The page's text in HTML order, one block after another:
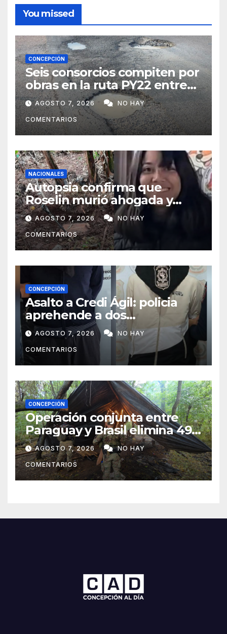
You missed
CONCEPCIÓN
Seis consorcios compiten por
obras en la ruta PY22 entre
Concepción y Vallemí
AGOSTO 7, 2026 NO HAY
COMENTARIOS
NACIONALES
Autopsia confirma que
Roselin murió ahogada y
luego sufrió una violenta
mutilación
AGOSTO 7, 2026 NO HAY
COMENTARIOS
CONCEPCIÓN
Asalto a Credi Ágil: policia
aprehende a dos
sospechosos e incauta
evidencias en Concepción
AGOSTO 7, 2026 NO HAY
COMENTARIOS
CONCEPCIÓN
Operación conjunta entre
Paraguay y Brasil elimina 498
toneladas de marihuana en
Amambay
AGOSTO 7, 2026 NO HAY
COMENTARIOS